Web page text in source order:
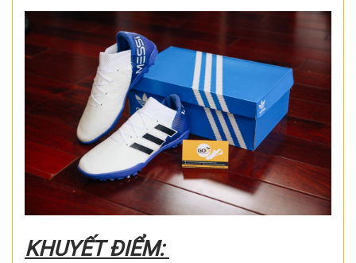
KHUYẾT ĐIỂM: